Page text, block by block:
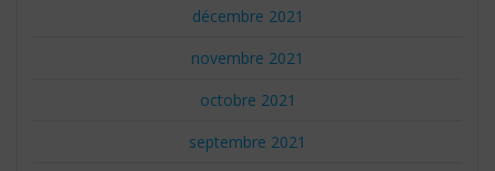
décembre 2021
novembre 2021
octobre 2021
septembre 2021